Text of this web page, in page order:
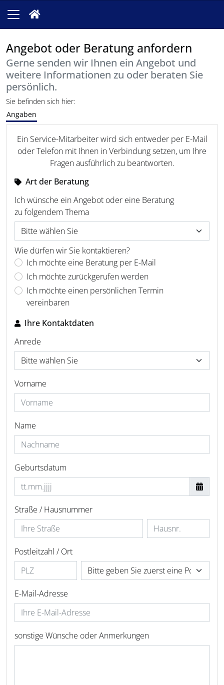
Angebot oder Beratung anfordern
Gerne senden wir Ihnen ein Angebot und
weitere Informationen zu oder beraten Sie
persönlich.
Sie befinden sich hier:
Angaben
Ein Service-Mitarbeiter wird sich entweder per E-Mail
oder Telefon mit Ihnen in Verbindung setzen, um Ihre
Fragen ausführlich zu beantworten.
Art der Beratung
Ich wünsche ein Angebot oder eine Beratung
zu folgendem Thema
Wie dürfen wir Sie kontaktieren?
Ich möchte eine Beratung per E-Mail
Ich möchte zurückgerufen werden
Ich möchte einen persönlichen Termin
vereinbaren
Ihre Kontaktdaten
Anrede
Vorname
Name
Geburtsdatum
Straße / Hausnummer
Postleitzahl / Ort
E-Mail-Adresse
sonstige Wünsche oder Anmerkungen